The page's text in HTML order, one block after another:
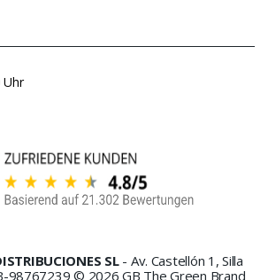
Uhr
SL- Av. Castellón 1, Silla
98767239 © 2026 GB The Green Brand